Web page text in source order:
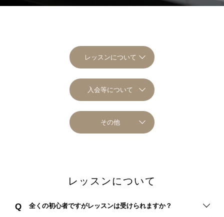
レッスンについて
入会等について
その他
レッスンについて
Q 全くの初心者ですがレッスンは受けられますか？